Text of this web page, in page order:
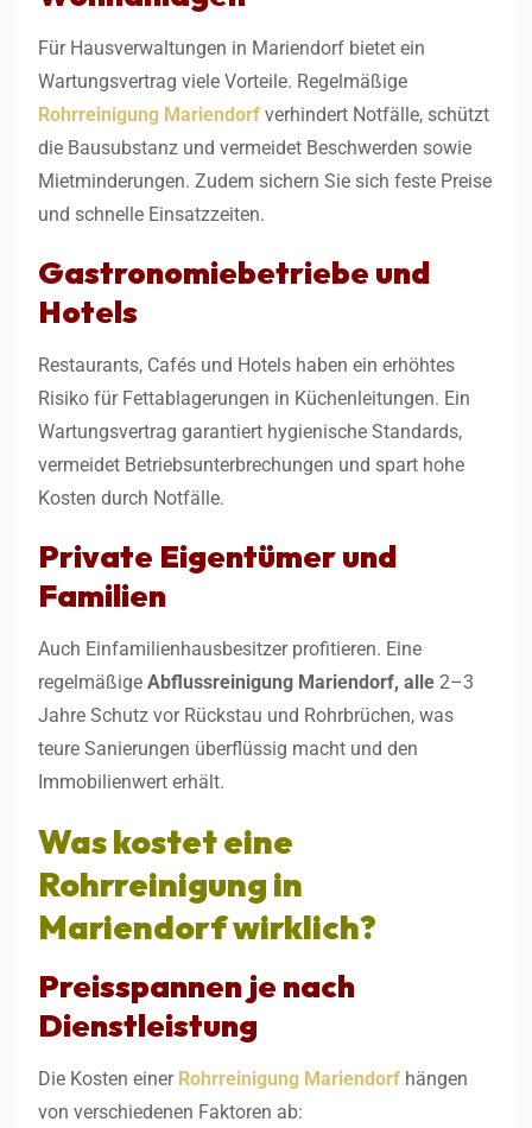
Für Hausverwaltungen in Mariendorf bietet ein
Wartungsvertrag viele Vorteile. Regelmäßige
Rohrreinigung Mariendorf verhindert Notfälle, schützt
die Bausubstanz und vermeidet Beschwerden sowie
Mietminderungen. Zudem sichern Sie sich feste Preise
und schnelle Einsatzzeiten.
Gastronomiebetriebe und
Hotels
Restaurants, Cafés und Hotels haben ein erhöhtes
Risiko für Fettablagerungen in Küchenleitungen. Ein
Wartungsvertrag garantiert hygienische Standards,
vermeidet Betriebsunterbrechungen und spart hohe
Kosten durch Notfälle.
Private Eigentümer und
Familien
Auch Einfamilienhausbesitzer profitieren. Eine
regelmäßige Abflussreinigung Mariendorf, alle 2–3
Jahre Schutz vor Rückstau und Rohrbrüchen, was
teure Sanierungen überflüssig macht und den
Immobilienwert erhält.
Was kostet eine
Rohrreinigung in
Mariendorf wirklich?
Preisspannen je nach
Dienstleistung
Die Kosten einer Rohrreinigung Mariendorf hängen
von verschiedenen Faktoren ab: